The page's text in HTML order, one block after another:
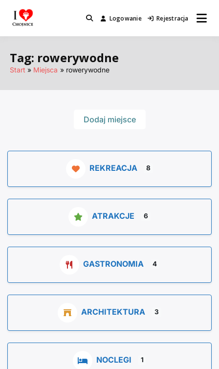
Miejsca które warto odwiedzić.
Logowanie Rejestracja
Tag: rowerywodne
Start Miejsca rowerywodne
Dodaj miejsce
REKREACJA 8
ATRAKCJE 6
GASTRONOMIA 4
ARCHITEKTURA 3
NOCLEGI 1